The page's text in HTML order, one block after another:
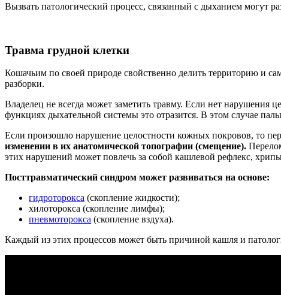
Вызвать патологический процесс, связанный с дыханием могут
Травма грудной клетки
Кошачьим по своей природе свойственно делить территорию и
разборки.
Владелец не всегда может заметить травму. Если нет нарушения
функциях дыхательной системы это отразится. В этом случае
Если произошло нарушение целостности кожных покровов, то
изменении в их анатомической топографии (смещение).
этих нарушений может повлечь за собой кашлевой рефлекс,
Посттравматический синдром может развиваться на основе:
гидроторокса (скопление жидкости);
хилоторокса (скопление лимфы);
пневмоторокса (скопление вздуха).
Каждый из этих процессов может быть причиной кашля и